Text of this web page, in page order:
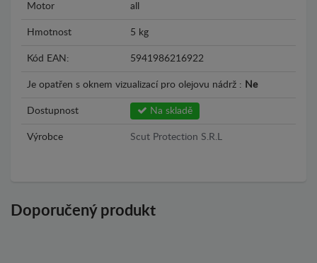
Motor all
Hmotnost 5 kg
Kód EAN: 5941986216922
Je opatřen s oknem vizualizací pro olejovu nádrž : Ne
Dostupnost Na skladě
Výrobce Scut Protection S.R.L
Doporučený produkt